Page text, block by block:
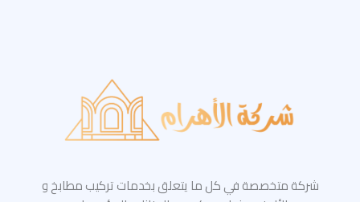
شركة متخصصة في كل ما يتعلق بخدمات تركيب مطابخ و